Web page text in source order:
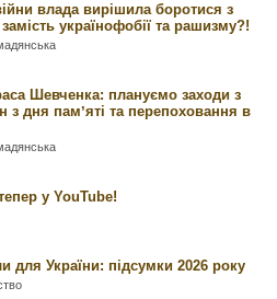
влада вирішила боротися з
українофобії та рашизму?!
Шевченка: плануємо заходи з
з дня памʼяті та перепоховання в
у YouTube!
України: підсумки 2026 року